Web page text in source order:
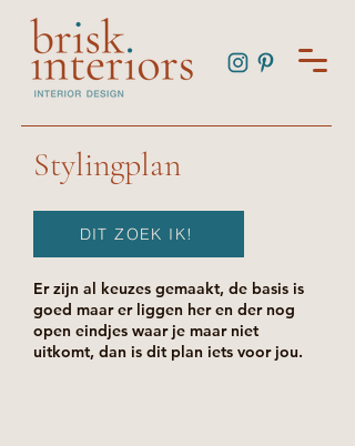
Stylingplan
DIT ZOEK IK!
Er zijn al keuzes gemaakt, de basis is
goed maar er liggen her en der nog
open eindjes waar je maar niet
uitkomt, dan is dit plan iets voor jou.